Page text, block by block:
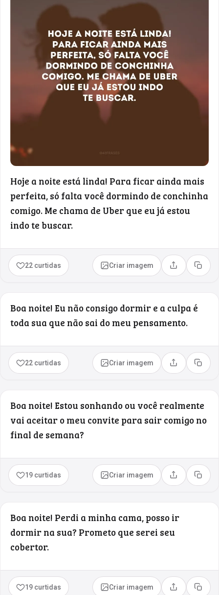
Hoje a noite está linda! Para ficar ainda mais
perfeita, só falta você dormindo de conchinha
comigo. Me chama de Uber que eu já estou
indo te buscar.
22 curtidas Criar imagem Compartilhar
Copiar
Boa noite! Eu não consigo dormir e a culpa é
toda sua que não sai do meu pensamento.
22 curtidas Criar imagem Compartilhar
Copiar
Boa noite! Estou sonhando ou você realmente
vai aceitar o meu convite para sair comigo no
final de semana?
19 curtidas Criar imagem Compartilhar
Copiar
Boa noite! Perdi a minha cama, posso ir
dormir na sua? Prometo que serei seu
cobertor.
19 curtidas Criar imagem Compartilhar
Copiar